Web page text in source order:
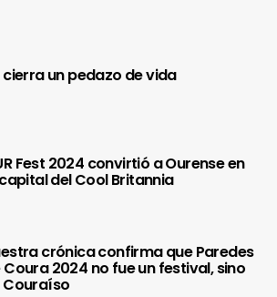
cierra un pedazo de vida
Fest 2024 convirtió a Ourense en
del Cool Britannia
crónica confirma que Paredes
Coura 2024 no fue un festival, sino
Couraíso